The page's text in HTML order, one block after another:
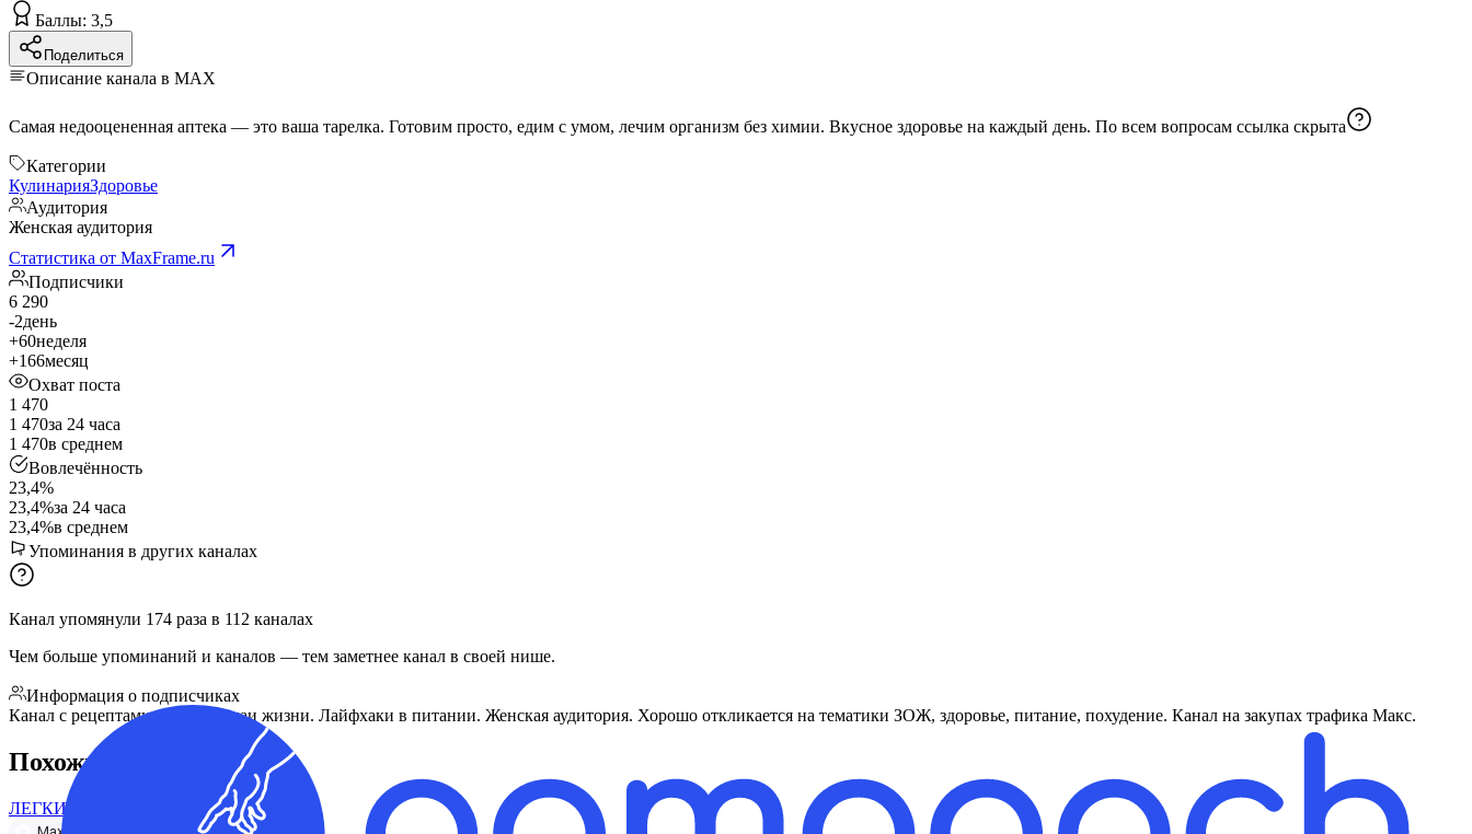
Баллы: 3,5
Поделиться
Описание канала в MAX
Самая недооцененная аптека — это ваша тарелка. Готовим просто, едим с умом, лечим организм без химии. Вкусное здоровье на каждый день. По всем вопросам ссылка скрыта
Категории
КулинарияЗдоровье
Аудитория
Женская аудитория
Статистика от MaxFrame.ru
Подписчики
6 290
-2день
+60неделя
+166месяц
Охват поста
1 470
1 470за 24 часа
1 470в среднем
Вовлечённость
23,4%
23,4%за 24 часа
23,4%в среднем
Упоминания в других каналах
Канал упомянули 174 раза в 112 каналах
Чем больше упоминаний и каналов — тем заметнее канал в своей нише.
Информация о подписчиках
Канал с рецептами на все случаи жизни. Лайфхаки в питании. Женская аудитория. Хорошо откликается на тематики ЗОЖ, здоровье, питание, похудение. Канал на закупах трафика Макс.
Похожие каналы
ЛЕГКИЕ РЕЦЕПТЫ